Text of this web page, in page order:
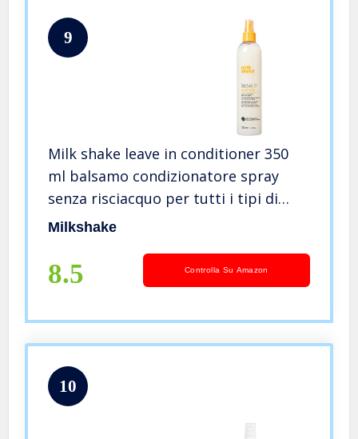
9
Milk shake leave in conditioner 350
ml balsamo condizionatore spray
senza risciacquo per tutti i tipi di
capelli con estratto di fragola e
Milkshake
8.5 Controlla Su Amazon
10